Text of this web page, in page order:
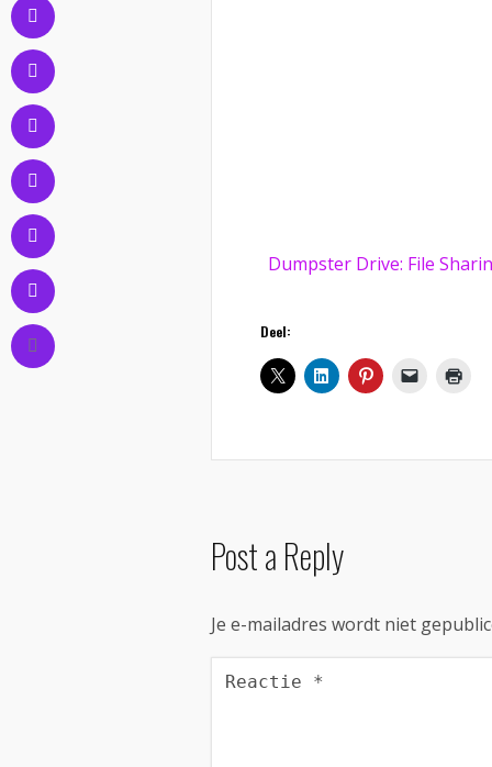
Dumpster Drive: File
Deel:
Post a Reply
Je e-mailadres wordt niet